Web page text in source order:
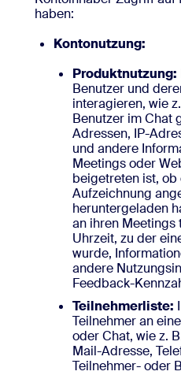
haben:
Kontonutzung:
Produktnutzung:
Benutzer und
interagieren, wie
Benutzer im Chat
Adressen, IP-
und andere
Meetings oder
beigetreten ist,
Aufzeichnung
heruntergeladen
an ihren Meetings
Uhrzeit, zu der
wurde,
andere
Feedback-
Teilnehmerliste:
Teilnehmer an
oder Chat, wie z.
Mail-Adresse,
Teilnehmer- oder